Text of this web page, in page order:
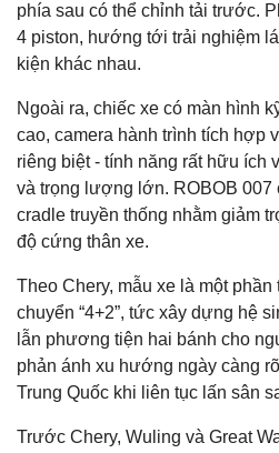
phía sau có thể chỉnh tải trước.
4 piston, hướng tới trải nghiệm
kiện khác nhau.
Ngoài ra, chiếc xe có màn hình
cao, camera hành trình tích hợp
riêng biệt - tính năng rất hữu ích
và trọng lượng lớn. ROBOB 007
cradle truyền thống nhằm giảm
độ cứng thân xe.
Theo Chery, mẫu xe là một
chuyển “4+2”, tức xây dựng hệ
lẫn phương tiện hai bánh cho
phản ánh xu hướng ngày càng
Trung Quốc khi liên tục lấn sân
Trước Chery, Wuling và Great